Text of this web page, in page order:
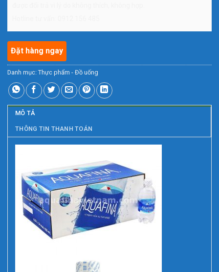
Đặt hàng ngay
Danh mục: Thực phẩm - Đồ uống
MÔ TẢ
THÔNG TIN THANH TOÁN